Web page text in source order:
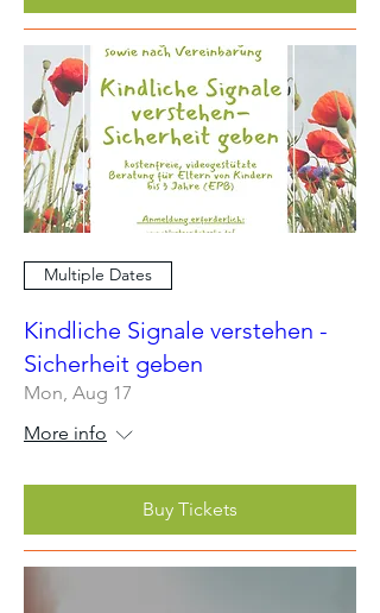
Multiple Dates
Kindliche Signale verstehen -
Sicherheit geben
Mon, Aug 17
More info
Buy Tickets